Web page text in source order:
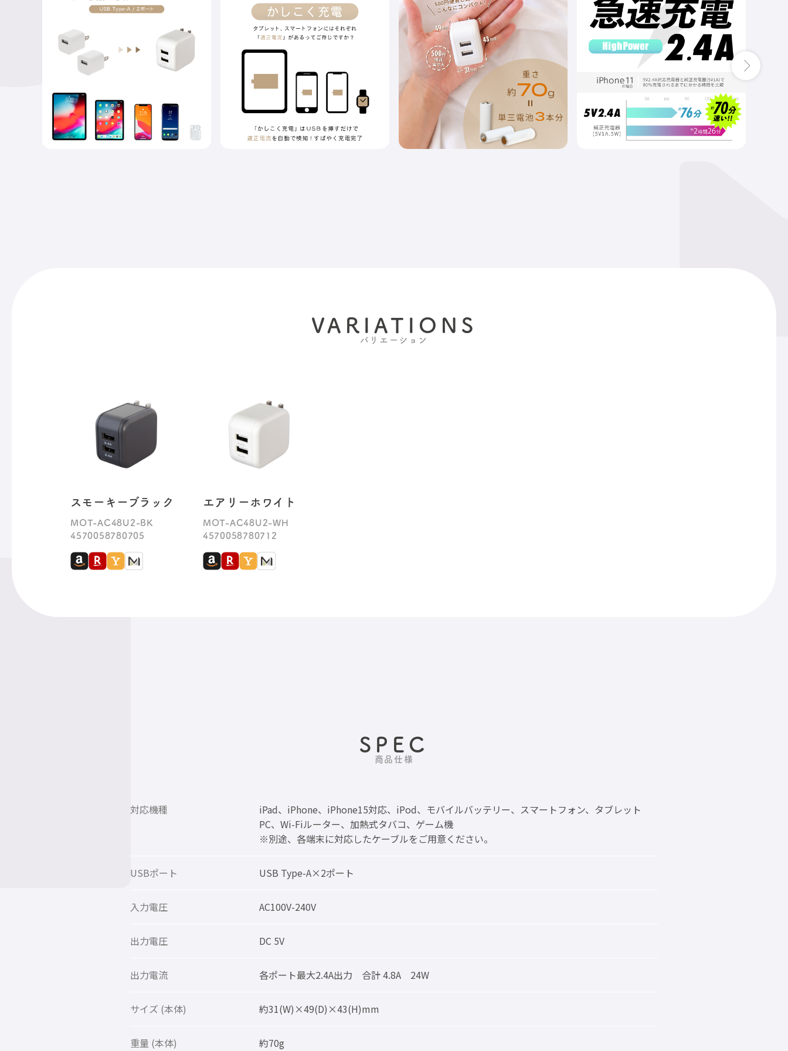
VARIATIONS
バリエーション
スモーキーブラック
MOT-AC48U2-BK
4570058780705
エアリーホワイト
MOT-AC48U2-WH
4570058780712
SPEC
商品仕様
対応機種
iPad、iPhone、iPhone15対応、iPod、モバイルバッテリー、スマートフォン、タブレット
PC、Wi-Fiルーター、加熱式タバコ、ゲーム機
※別途、各端末に対応したケーブルをご用意ください。
USBポート USB Type-A×2ポート
入力電圧 AC100V-240V
出力電圧 DC 5V
出力電流 各ポート最大2.4A出力 合計 4.8A 24W
サイズ (本体) 約31(W)×49(D)×43(H)mm
重量 (本体) 約70g